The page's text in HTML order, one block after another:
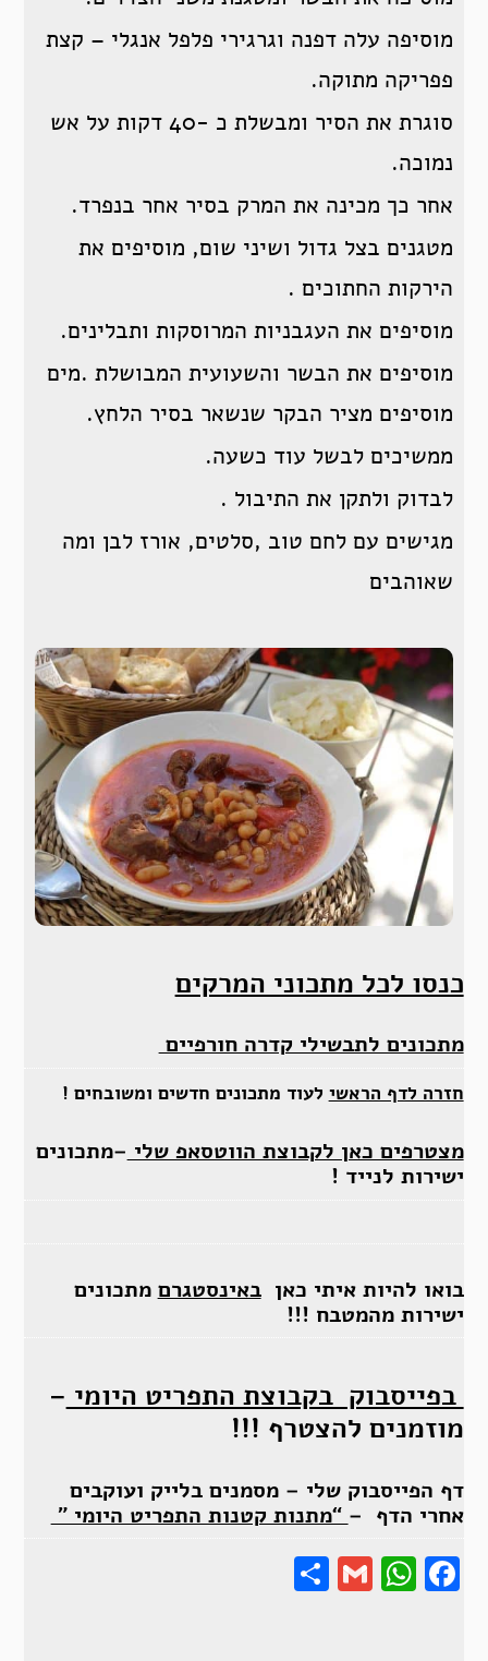
מוסיפה עלה דפנה וגרגירי פלפל אנגלי – קצת
פפריקה מתוקה.
סוגרת את הסיר ומבשלת כ -40 דקות על אש
נמוכה.
אחר כך מכינה את המרק בסיר אחר בנפרד.
מטגנים בצל גדול ושיני שום, מוסיפים את
הירקות החתוכים .
מוסיפים את העגבניות המרוסקות ותבלינים.
מוסיפים את הבשר והשעועית המבושלת .מים
מוסיפים מציר הבקר שנשאר בסיר הלחץ.
ממשיכים לבשל עוד כשעה.
לבדוק ולתקן את התיבול .
מגישים עם לחם טוב ,סלטים, אורז לבן ומה
שאוהבים
כנסו לכל מתכוני המרקים
מתכונים לתבשילי קדרה חורפיים
חזרה לדף הראשי לעוד מתכונים חדשים ומשובחים !
מצטרפים כאן לקבוצת הווטסאפ שלי –מתכונים
ישירות לנייד !
בואו להיות איתי כאןבאינסטגרם מתכונים
ישירות מהמטבח !!!
בפייסבוק בקבוצת התפריט היומי –
מוזמנים להצטרף !!!
דף הפייסבוק שלי – מסמנים בלייק ועוקבים
אחרי הדף – “מתנות קטנות התפריט היומי ”
Gmail
Share